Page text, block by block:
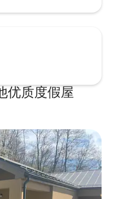
优质度假屋